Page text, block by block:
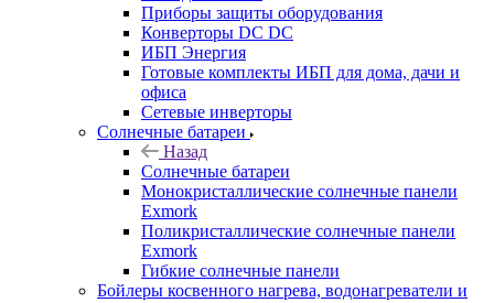
Приборы защиты оборудования
Конверторы DC DC
ИБП Энергия
Готовые комплекты ИБП для дома, дачи и
офиса
Сетевые инверторы
Солнечные батареи
Назад
Солнечные батареи
Монокристаллические солнечные панели
Exmork
Поликристаллические солнечные панели
Exmork
Гибкие солнечные панели
Бойлеры косвенного нагрева, водонагреватели и